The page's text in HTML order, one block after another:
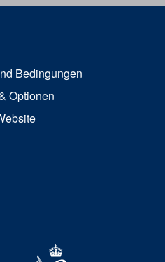
Bedingungen
Optionen